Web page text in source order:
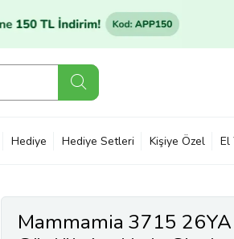
Hediye Hediye Setleri Kişiye Özel El
Mammamia 3715 26YA